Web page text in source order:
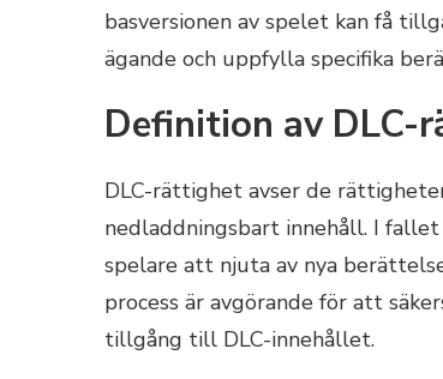
basversionen av spelet kan få
ägande och uppfylla specifika
Definition av DLC-
DLC-rättighet avser de
nedladdningsbart innehåll. I
spelare att njuta av nya
process är avgörande för att
tillgång till DLC-innehållet.